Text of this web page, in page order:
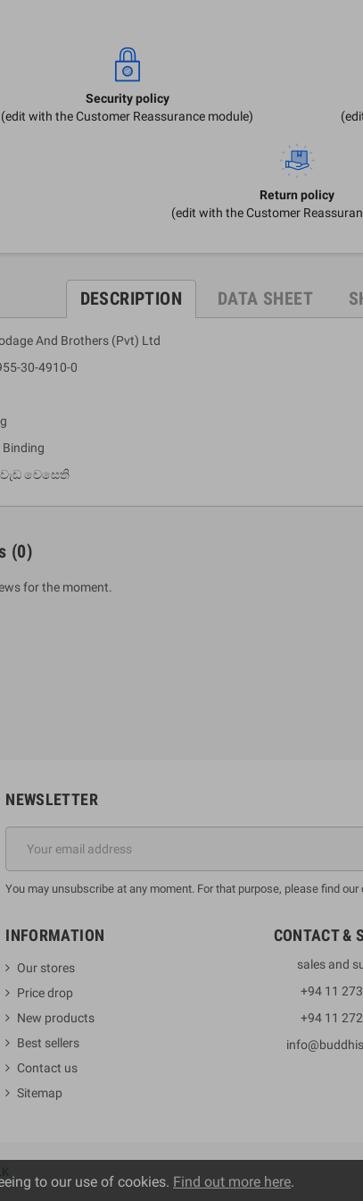
Security policy
(edit with the Customer Reassurance module)
Return policy
(edit with the Customer
DESCRIPTION DATA SHEET
And Brothers (Pvt) Ltd
30-4910-0
වෙසෙති
(0)
for the moment.
NEWSLETTER
You may unsubscribe at any moment. For that purpose, please find
INFORMATION
Our stores
Price drop
New products
Best sellers
Contact us
Sitemap
CONTACT &
sales and
+94 11
+94 11
to our use of cookies. Find out more here.